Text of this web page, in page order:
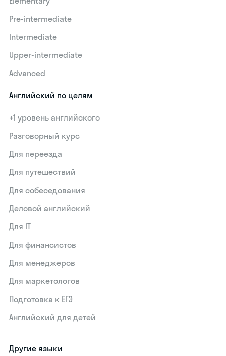
Pre-intermediate
Intermediate
Upper-intermediate
Advanced
Английский по целям
+1 уровень английского
Разговорный курс
Для переезда
Для путешествий
Для собеседования
Деловой английский
Для IT
Для финансистов
Для менеджеров
Для маркетологов
Подготовка к ЕГЭ
Английский для детей
Другие языки